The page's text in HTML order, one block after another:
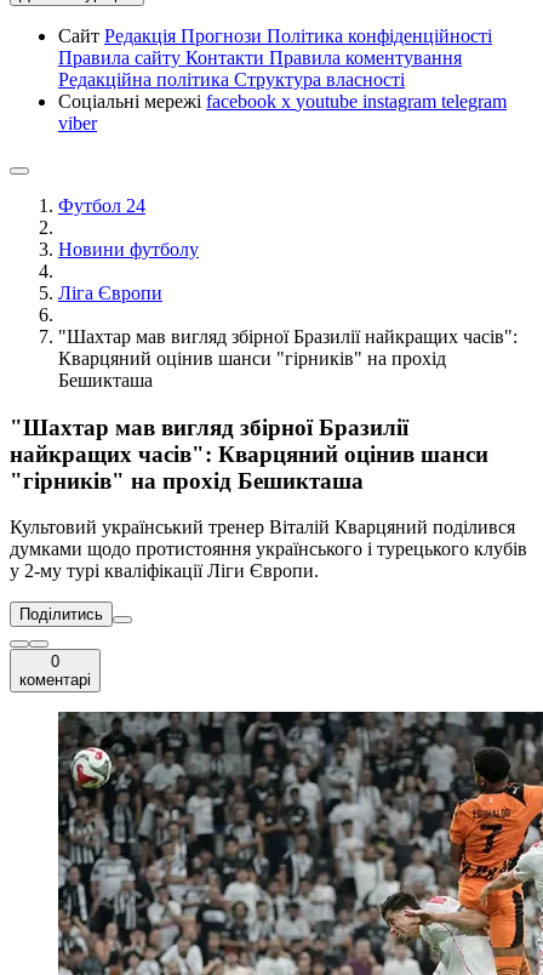
Сайт Редакція Прогнози Політика конфіденційності
Правила сайту Контакти Правила коментування
Редакційна політика Структура власності
Соціальні мережі facebook x youtube instagram telegram
viber
Футбол 24
Новини футболу
Ліга Європи
"Шахтар мав вигляд збірної Бразилії найкращих часів":
Кварцяний оцінив шанси "гірників" на прохід
Бешикташа
"Шахтар мав вигляд збірної Бразилії
найкращих часів": Кварцяний оцінив шанси
"гірників" на прохід Бешикташа
Культовий український тренер Віталій Кварцяний поділився
думками щодо протистояння українського і турецького клубів
у 2-му турі кваліфікації Ліги Європи.
Поділитись
0
коментарі